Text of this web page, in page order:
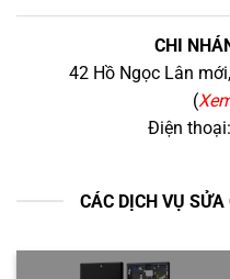
CHI
42 Hồ Ngọc Lân
(
Điện thoại:
CÁC DỊCH VỤ